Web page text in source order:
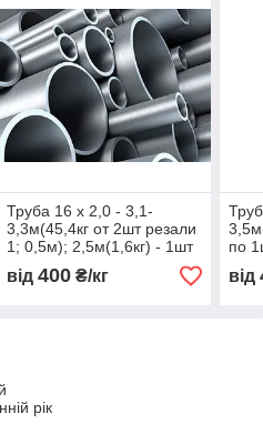
Труба 16 х 2,0 - 3,1-
3,3м(45,4кг от 2шт резали
1; 0,5м); 2,5м(1,6кг) - 1шт
від 400₴/кг
по
від
рік